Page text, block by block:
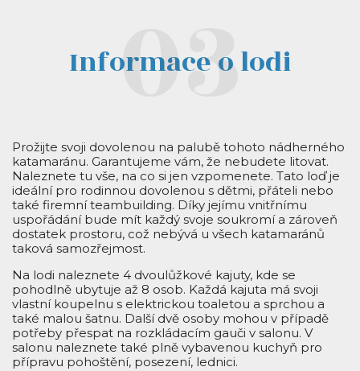
Informace o lodi
Prožijte svoji dovolenou na palubě tohoto nádherného
katamaránu. Garantujeme vám, že nebudete litovat.
Naleznete tu vše, na co si jen vzpomenete. Tato loď je
ideální pro rodinnou dovolenou s dětmi, přáteli nebo
také firemní teambuilding. Díky jejímu vnitřnímu
uspořádání bude mít každý svoje soukromí a zároveň
dostatek prostoru, což nebývá u všech katamaránů
taková samozřejmost.
Na lodi naleznete 4 dvoulůžkové kajuty, kde se
pohodlně ubytuje až 8 osob. Každá kajuta má svoji
vlastní koupelnu s elektrickou toaletou a sprchou a
také malou šatnu. Další dvě osoby mohou v případě
potřeby přespat na rozkládacím gauči v salonu. V
salonu naleznete také plně vybavenou kuchyň pro
přípravu pohoštění, posezení, lednici.